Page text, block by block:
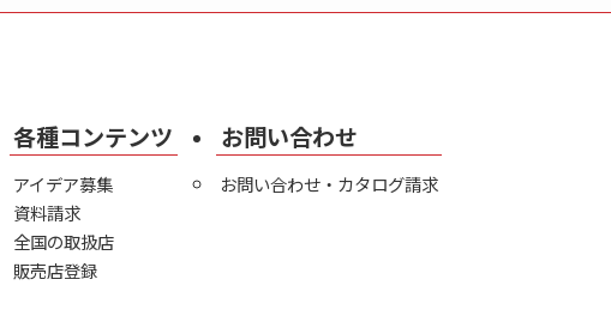
各種コンテンツ
アイデア募集
資料請求
全国の取扱店
販売店登録
お問い合わせ
お問い合わせ・カタログ請求